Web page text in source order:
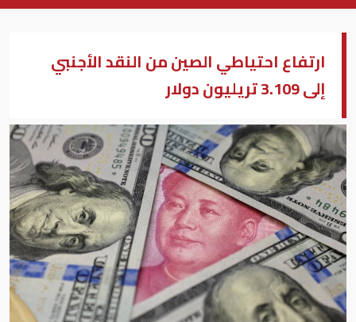
ارتفاع احتياطي الصين من النقد الأجنبي
إلى 3.109 تريليون دولار